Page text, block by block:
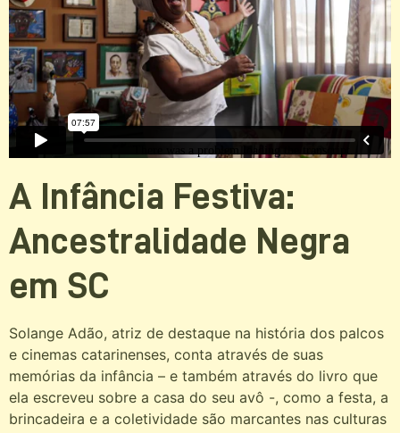
A Infância Festiva:
Ancestralidade Negra
em SC
Solange Adão, atriz de destaque na história dos palcos
e cinemas catarinenses, conta através de suas
memórias da infância – e também através do livro que
ela escreveu sobre a casa do seu avô -, como a festa, a
brincadeira e a coletividade são marcantes nas culturas